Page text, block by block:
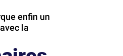
enfin un
la